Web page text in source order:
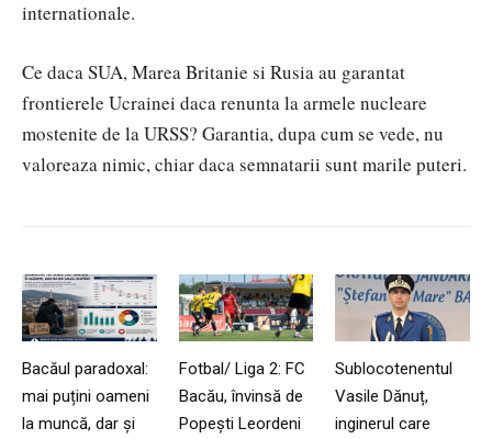
internationale.
Ce daca SUA, Marea Britanie si Rusia au garantat
frontierele Ucrainei daca renunta la armele nucleare
mostenite de la URSS? Garantia, dupa cum se vede, nu
valoreaza nimic, chiar daca semnatarii sunt marile puteri.
Bacăul paradoxal:
mai puțini oameni
la muncă, dar și
Fotbal/ Liga 2: FC
Bacău, învinsă de
Popești Leordeni
Sublocotenentul
Vasile Dănuț,
inginerul care